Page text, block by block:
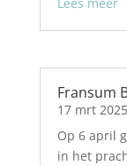
Fransum
17 mrt 2025
Op 6 april
in het